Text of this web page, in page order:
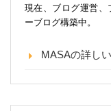
現在、ブログ運営、
ーブログ構築中。
MASAの詳し